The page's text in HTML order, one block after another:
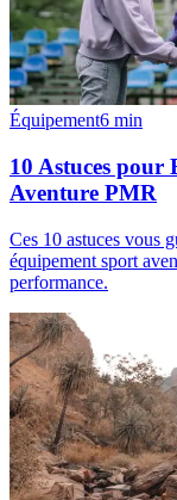
Équipement6 min
10 Astuces pour
Aventure PMR
Ces 10 astuces vous
équipement sport
performance.